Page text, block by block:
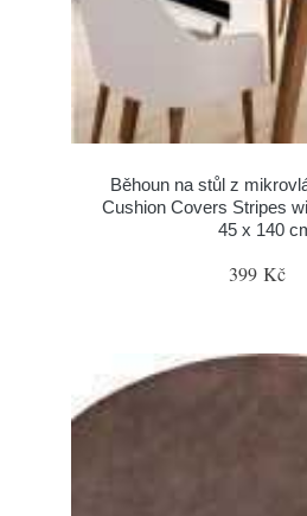
Běhoun na stůl z
Cushion Covers Stripes
45 x 140
399 Kč